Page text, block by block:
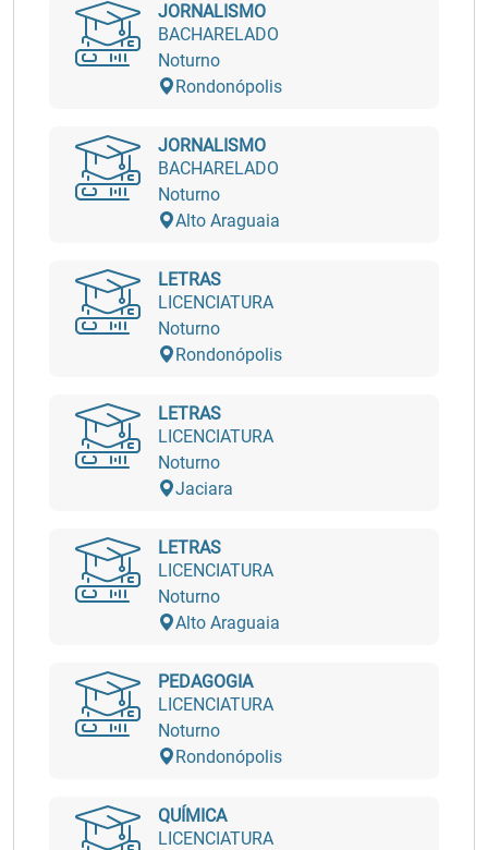
JORNALISMO
BACHARELADO
Noturno
Rondonópolis
JORNALISMO
BACHARELADO
Noturno
Alto Araguaia
LETRAS
LICENCIATURA
Noturno
Rondonópolis
LETRAS
LICENCIATURA
Noturno
Jaciara
LETRAS
LICENCIATURA
Noturno
Alto Araguaia
PEDAGOGIA
LICENCIATURA
Noturno
Rondonópolis
QUÍMICA
LICENCIATURA